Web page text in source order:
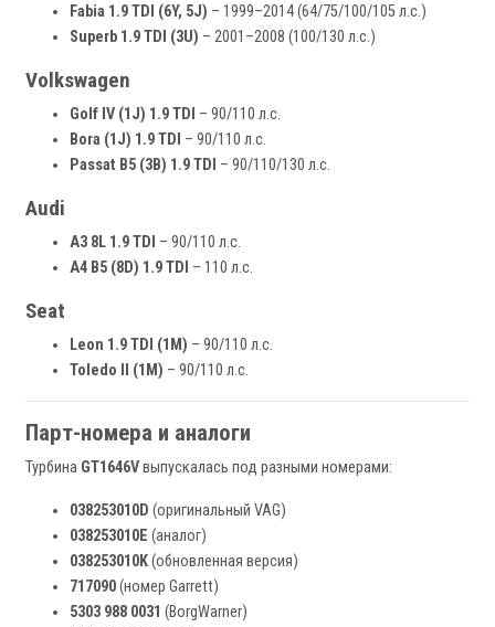
Fabia 1.9 TDI (6Y, 5J) – 1999–2014 (64/75/100/105 л.с.)
Superb 1.9 TDI (3U) – 2001–2008 (100/130 л.с.)
Volkswagen
Golf IV (1J) 1.9 TDI – 90/110 л.с.
Bora (1J) 1.9 TDI – 90/110 л.с.
Passat B5 (3B) 1.9 TDI – 90/110/130 л.с.
Audi
A3 8L 1.9 TDI – 90/110 л.с.
A4 B5 (8D) 1.9 TDI – 110 л.с.
Seat
Leon 1.9 TDI (1M) – 90/110 л.с.
Toledo II (1M) – 90/110 л.с.
Парт-номера и аналоги
Турбина GT1646Vвыпускалась под разными номерами:
038253010D (оригинальный VAG)
038253010E (аналог)
038253010K(обновленная версия)
717090(номер Garrett)
5303 988 0031 (BorgWarner)